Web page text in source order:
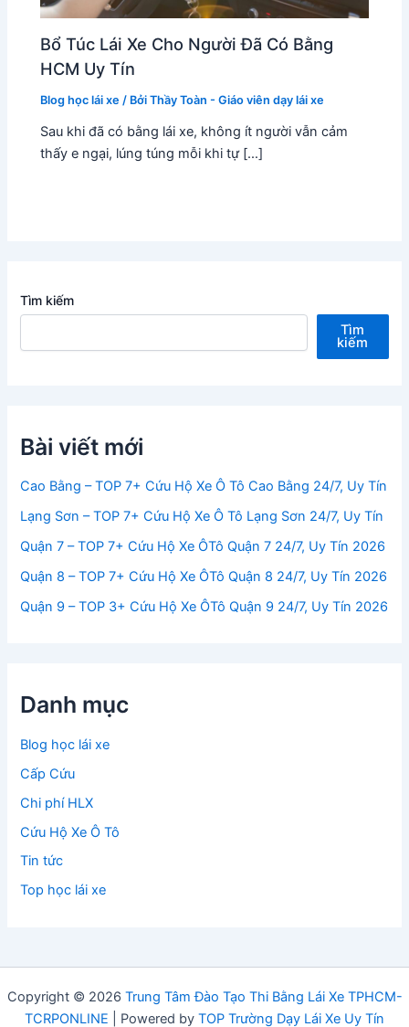
Bổ Túc Lái Xe Cho Người Đã Có Bằng
HCM Uy Tín
Blog học lái xe / BởiThầy Toàn - Giáo viên dạy lái xe
Sau khi đã có bằng lái xe, không ít người vẫn cảm
thấy e ngại, lúng túng mỗi khi tự […]
Tìm kiếm
Tìm
kiếm
Bài viết mới
Cao Bằng – TOP 7+ Cứu Hộ Xe Ô Tô Cao Bằng 24/7, Uy Tín
Lạng Sơn – TOP 7+ Cứu Hộ Xe Ô Tô Lạng Sơn 24/7, Uy Tín
Quận 7 – TOP 7+ Cứu Hộ Xe ÔTô Quận 7 24/7, Uy Tín 2026
Quận 8 – TOP 7+ Cứu Hộ Xe ÔTô Quận 8 24/7, Uy Tín 2026
Quận 9 – TOP 3+ Cứu Hộ Xe ÔTô Quận 9 24/7, Uy Tín 2026
Danh mục
Blog học lái xe
Cấp Cứu
Chi phí HLX
Cứu Hộ Xe Ô Tô
Tin tức
Top học lái xe
Copyright © 2026 Trung Tâm Đào Tạo Thi Bằng Lái Xe TPHCM-
TCRPONLINE | Powered by TOP Trường Dạy Lái Xe Uy Tín